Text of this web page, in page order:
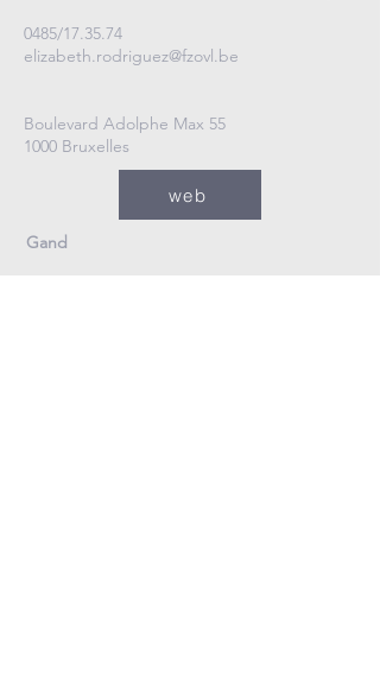
0485/17.35.74
elizabeth.rodriguez@fzovl.be
Boulevard Adolphe Max 55
1000 Bruxelles
web
Gand